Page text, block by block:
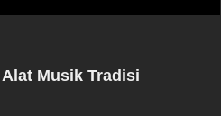
Musik Tradisi